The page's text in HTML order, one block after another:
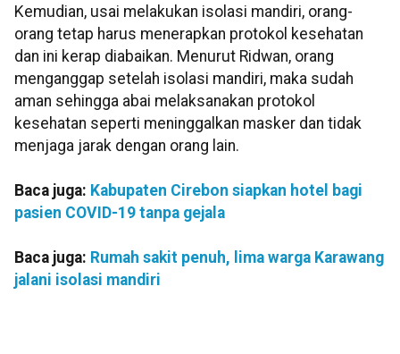
Kemudian, usai melakukan isolasi mandiri, orang-
orang tetap harus menerapkan protokol kesehatan
dan ini kerap diabaikan. Menurut Ridwan, orang
menganggap setelah isolasi mandiri, maka sudah
aman sehingga abai melaksanakan protokol
kesehatan seperti meninggalkan masker dan tidak
menjaga jarak dengan orang lain.
Baca juga: Kabupaten Cirebon siapkan hotel bagi
pasien COVID-19 tanpa gejala
Baca juga: Rumah sakit penuh, lima warga Karawang
jalani isolasi mandiri